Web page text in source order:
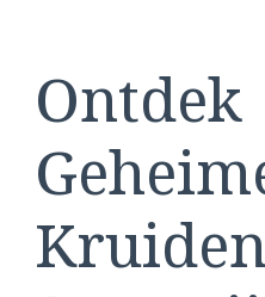
Ontdek